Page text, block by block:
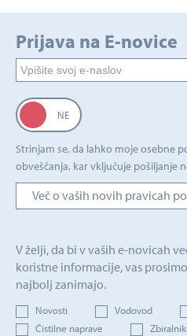
Prijava na E-novice
Strinjam se, da lahko moje osebne
obveščanja, kar vključuje pošiljanje
Več o vaših novih pravicah
V želji, da bi v vaših e-novicah
koristne informacije, vas
najbolj zanimajo.
Novosti Vodovod
Čistilne naprave